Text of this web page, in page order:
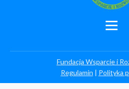
Fundacja Wsparcie i
Regulamin | Polityka